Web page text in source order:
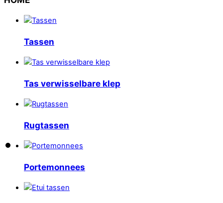
Tassen
Tas verwisselbare klep
Rugtassen
Portemonnees